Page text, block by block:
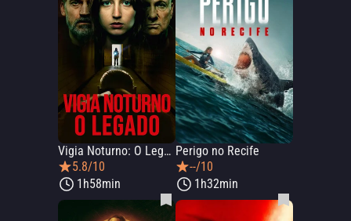
Vigia Noturno: O Legado
5.8/10
1h58min
Perigo no Recife
--/10
1h32min